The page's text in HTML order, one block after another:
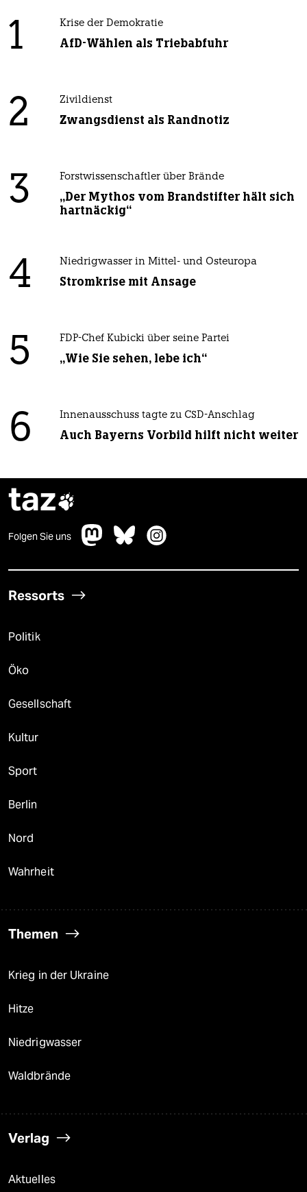
1 Krise der Demokratie
AfD-Wählen als Triebabfuhr
2 Zivildienst
Zwangsdienst als Randnotiz
3 Forstwissenschaftler über Brände
„Der Mythos vom Brandstifter hält sich
hartnäckig“
4 Niedrigwasser in Mittel- und Osteuropa
Stromkrise mit Ansage
5 FDP-Chef Kubicki über seine Partei
„Wie Sie sehen, lebe ich“
6 Innenausschuss tagte zu CSD-Anschlag
Auch Bayerns Vorbild hilft nicht weiter
taz
Folgen Sie uns
Ressorts
Politik
Öko
Gesellschaft
Kultur
Sport
Berlin
Nord
Wahrheit
Themen
Krieg in der Ukraine
Hitze
Niedrigwasser
Waldbrände
Verlag
Aktuelles